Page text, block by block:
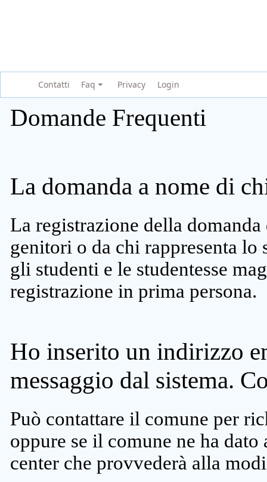
Contatti Faq Privacy Login
Domande Frequenti
La domanda a nome di
La registrazione della
genitori o da chi rappresenta lo
gli studenti e le studentesse
registrazione in prima persona.
Ho inserito un indirizzo
messaggio dal sistema.
Può contattare il comune per
oppure se il comune ne ha
center che provvederà alla